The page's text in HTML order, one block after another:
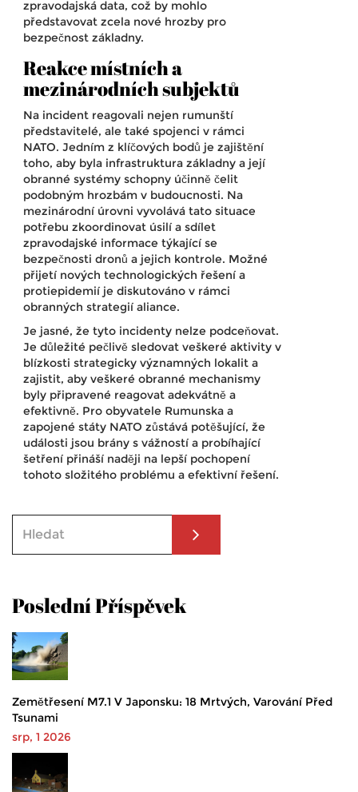
zpravodajská data, což by mohlo
představovat zcela nové hrozby pro
bezpečnost základny.
Reakce místních a
mezinárodních subjektů
Na incident reagovali nejen rumunští
představitelé, ale také spojenci v rámci
NATO. Jedním z klíčových bodů je zajištění
toho, aby byla infrastruktura základny a její
obranné systémy schopny účinně čelit
podobným hrozbám v budoucnosti. Na
mezinárodní úrovni vyvolává tato situace
potřebu zkoordinovat úsilí a sdílet
zpravodajské informace týkající se
bezpečnosti dronů a jejich kontrole. Možné
přijetí nových technologických řešení a
protiepidemií je diskutováno v rámci
obranných strategií aliance.
Je jasné, že tyto incidenty nelze podceňovat.
Je důležité pečlivě sledovat veškeré aktivity v
blízkosti strategicky významných lokalit a
zajistit, aby veškeré obranné mechanismy
byly připravené reagovat adekvátně a
efektivně. Pro obyvatele Rumunska a
zapojené státy NATO zůstává potěšující, že
události jsou brány s vážností a probíhající
šetření přináší naději na lepší pochopení
tohoto složitého problému a efektivní řešení.
Poslední Příspěvek
Zemětřesení M7.1 V Japonsku: 18 Mrtvých, Varování Před
Tsunami
srp, 1 2026